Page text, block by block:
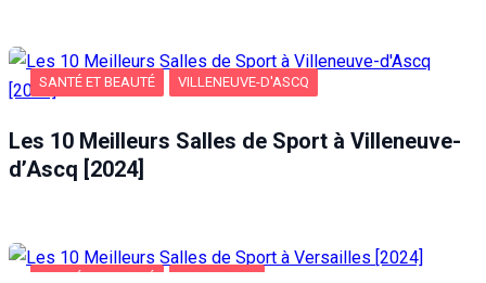
SANTÉ ET BEAUTÉ VILLENEUVE-D'ASCQ
Les 10 Meilleurs Salles de Sport à Villeneuve-
d’Ascq [2024]